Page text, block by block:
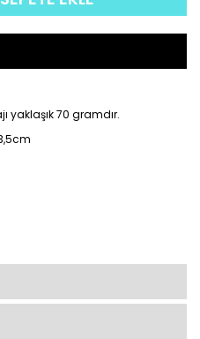
yaklaşık 70 gramdır.